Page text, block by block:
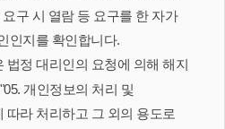
구 시 열람 등 요구를 한 자가
인지를 확인합니다.
법정 대리인의 요청에 의해 해지
개인정보의 처리 및
따라 처리하고 그 외의 용도로